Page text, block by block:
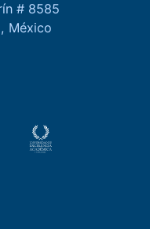
# 8585
México